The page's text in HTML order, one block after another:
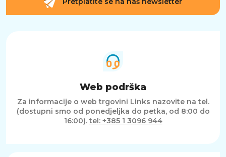
Web podrška
Za informacije o web trgovini Links nazovite na tel.
(dostupni smo od ponedjeljka do petka, od 8:00 do
16:00).tel: +385 1 3096 944